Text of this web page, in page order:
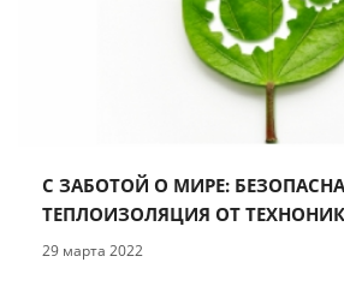
С ЗАБОТОЙ О МИРЕ:
ТЕПЛОИЗОЛЯЦИЯ ОТ
29 марта 2022